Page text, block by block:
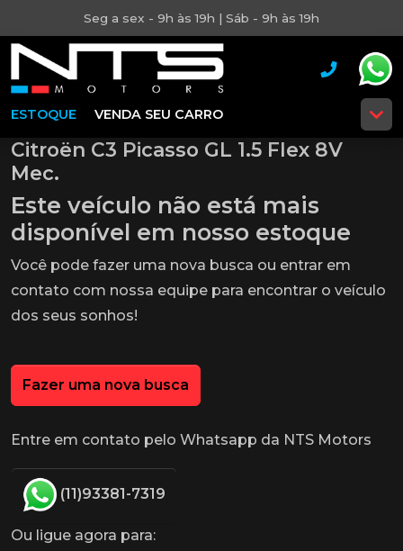
Seg a sex - 9h às 19h | Sáb - 9h às 19h
ESTOQUE VENDA SEU CARRO
Citroën C3 Picasso GL 1.5 Flex 8V
Mec.
Este veículo não está mais
disponível em nosso estoque
Você pode fazer uma nova busca ou entrar em
contato com nossa equipe para encontrar o veículo
dos seus sonhos!
Fazer uma nova busca
Entre em contato pelo Whatsapp da NTS Motors
(11)93381-7319
Ou ligue agora para: